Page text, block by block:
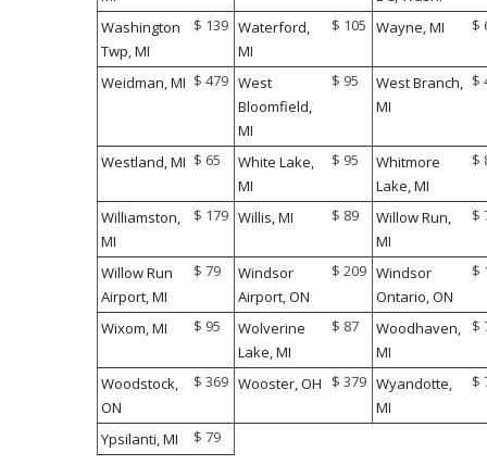
Washington
Twp, MI
$ 139 Waterford,
MI
$ 105 Wayne, MI $
Weidman, MI $ 479 West
Bloomfield,
MI
$ 95
West Branch,
MI
$
Westland, MI $ 65
White Lake,
MI
$ 95
Whitmore
Lake, MI
$
Williamston,
MI
$ 179 Willis, MI $ 89
Willow Run,
MI
$
Willow Run
Airport, MI
$ 79
Windsor
Airport, ON
$ 209 Windsor
Ontario, ON
$
Wixom, MI $ 95
Wolverine
Lake, MI
$ 87
Woodhaven,
MI
$
Woodstock,
ON
$ 369 Wooster, OH $ 379 Wyandotte,
MI
$
Ypsilanti, MI $ 79